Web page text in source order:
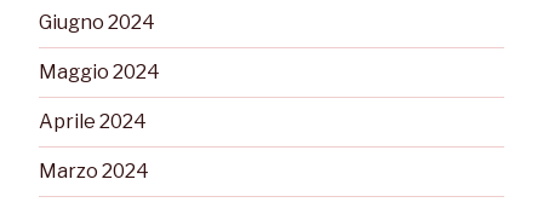
Giugno 2024
Maggio 2024
Aprile 2024
Marzo 2024